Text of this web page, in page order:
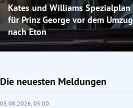
Kates und Williams Spezialplan
für Prinz George vor dem Umzug
nach Eton
Die neuesten Meldungen
05.08.2026, 05:00